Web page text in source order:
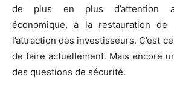
de plus en plus d’attention
économique, à la restauration de
l’attraction des investisseurs. C’est
de faire actuellement. Mais encore
des questions de sécurité.